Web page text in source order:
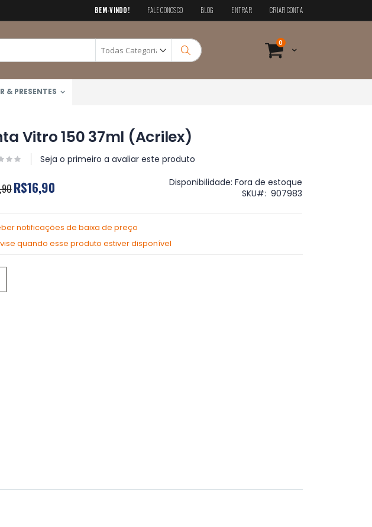
BEM-VINDO! FALE CONOSCO BLOG ENTRAR CRIAR CONTA
Cart
0 itens
Pesquisa
& PRESENTES
Vitro 150 37ml (Acrilex)
Seja o primeiro a avaliar este produto
R$16,90 Disponibilidade: Fora de estoque
SKU
907983
notificações de baixa de preço
quando esse produto estiver disponível